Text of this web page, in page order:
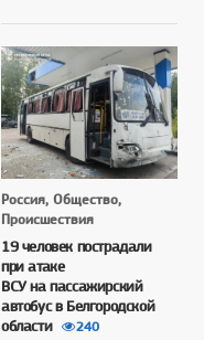
Россия, Общество,
Происшествия
19 человек пострадали
при атаке
ВСУ на пассажирский
автобус в Белгородской
области
240